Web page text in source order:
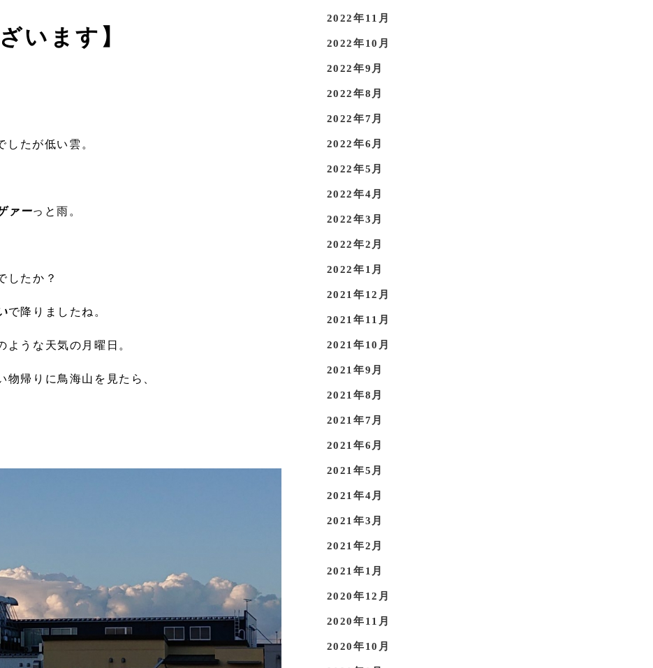
います】
したが低い雲。
ァーっと雨。
したか？
で降りましたね。
うな天気の月曜日。
物帰りに鳥海山を見たら、
2022年11月
2022年10月
2022年9月
2022年8月
2022年7月
2022年6月
2022年5月
2022年4月
2022年3月
2022年2月
2022年1月
2021年12月
2021年11月
2021年10月
2021年9月
2021年8月
2021年7月
2021年6月
2021年5月
2021年4月
2021年3月
2021年2月
2021年1月
2020年12月
2020年11月
2020年10月